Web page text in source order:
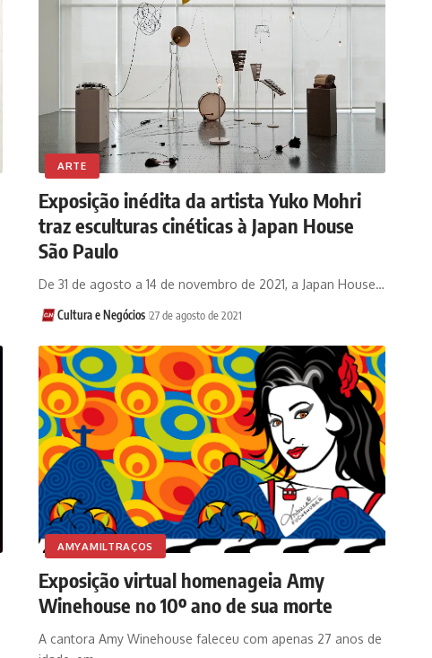
ARTE
Exposição inédita da artista Yuko Mohri
traz esculturas cinéticas à Japan House
São Paulo
De 31 de agosto a 14 de novembro de 2021, a Japan House…
Cultura e Negócios 27 de agosto de 2021
AMYAMILTRAÇOS
Exposição virtual homenageia Amy
Winehouse no 10º ano de sua morte
A cantora Amy Winehouse faleceu com apenas 27 anos de